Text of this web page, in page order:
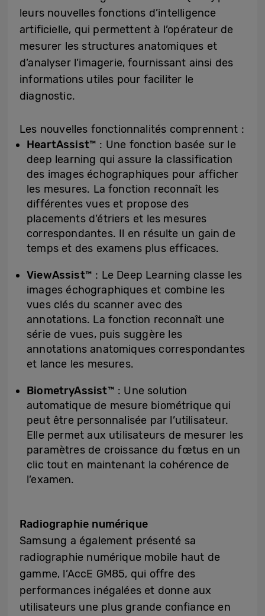
leurs nouvelles fonctions d’intelligence
artificielle, qui permettent à l’opérateur de
mesurer les structures anatomiques et
d’analyser l’imagerie, fournissant ainsi des
informations utiles pour faciliter le
diagnostic.
Les nouvelles fonctionnalités comprennent :
HeartAssist™ : Une fonction basée sur le
deep learning qui assure la classification
des images échographiques pour afficher
les mesures. La fonction reconnaît les
différentes vues et propose des
placements d’étriers et les mesures
correspondantes. Il en résulte un gain de
temps et des examens plus efficaces.
ViewAssist™ : Le Deep Learning classe les
images échographiques et combine les
vues clés du scanner avec des
annotations. La fonction reconnaît une
série de vues, puis suggère les
annotations anatomiques correspondantes
et lance les mesures.
BiometryAssist™ : Une solution
automatique de mesure biométrique qui
peut être personnalisée par l’utilisateur.
Elle permet aux utilisateurs de mesurer les
paramètres de croissance du fœtus en un
clic tout en maintenant la cohérence de
l’examen.
Radiographie numérique
Samsung a également présenté sa
radiographie numérique mobile haut de
gamme, l’AccE GM85, qui offre des
performances inégalées et donne aux
utilisateurs une plus grande confiance en